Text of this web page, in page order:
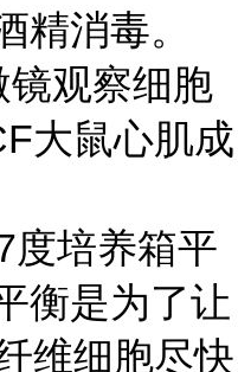
精消毒。
观察细胞
大鼠心肌成
度培养箱平
衡是为了让
维细胞尽快